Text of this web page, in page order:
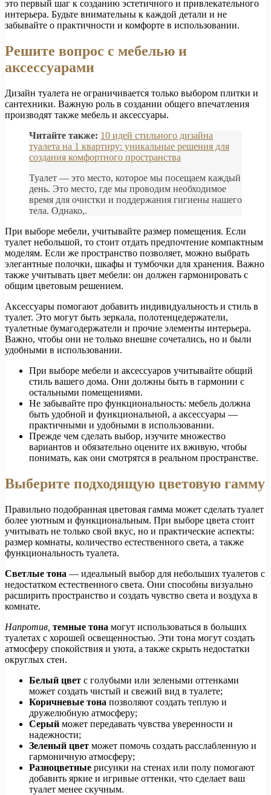
это первый шаг к созданию эстетичного и привлекательного
интерьера. Будьте внимательны к каждой детали и не
забывайте о практичности и комфорте в использовании.
Решите вопрос с мебелью и
аксессуарами
Дизайн туалета не ограничивается только выбором плитки и
сантехники. Важную роль в создании общего впечатления
производят также мебель и аксессуары.
Читайте также: 10 идей стильного дизайна
туалета на 1 квартиру: уникальные решения для
создания комфортного пространства
Туалет — это место, которое мы посещаем каждый
день. Это место, где мы проводим необходимое
время для очистки и поддержания гигиены нашего
тела. Однако,.
При выборе мебели, учитывайте размер помещения. Если
туалет небольшой, то стоит отдать предпочтение компактным
моделям. Если же пространство позволяет, можно выбрать
элегантные полочки, шкафы и тумбочки для хранения. Важно
также учитывать цвет мебели: он должен гармонировать с
общим цветовым решением.
Аксессуары помогают добавить индивидуальность и стиль в
туалет. Это могут быть зеркала, полотенцедержатели,
туалетные бумагодержатели и прочие элементы интерьера.
Важно, чтобы они не только внешне сочетались, но и были
удобными в использовании.
При выборе мебели и аксессуаров учитывайте общий
стиль вашего дома. Они должны быть в гармонии с
остальными помещениями.
Не забывайте про функциональность: мебель должна
быть удобной и функциональной, а аксессуары —
практичными и удобными в использовании.
Прежде чем сделать выбор, изучите множество
вариантов и обязательно оцените их вживую, чтобы
понимать, как они смотрятся в реальном пространстве.
Выберите подходящую цветовую гамму
Правильно подобранная цветовая гамма может сделать туалет
более уютным и функциональным. При выборе цвета стоит
учитывать не только свой вкус, но и практические аспекты:
размер комнаты, количество естественного света, а также
функциональность туалета.
Светлые тона — идеальный выбор для небольших туалетов с
недостатком естественного света. Они способны визуально
расширить пространство и создать чувство света и воздуха в
комнате.
Напротив, темные тона могут использоваться в больших
туалетах с хорошей освещенностью. Эти тона могут создать
атмосферу спокойствия и уюта, а также скрыть недостатки
округлых стен.
Белый цвет с голубыми или зелеными оттенками
может создать чистый и свежий вид в туалете;
Коричневые тона позволяют создать теплую и
дружелюбную атмосферу;
Серый может передавать чувства уверенности и
надежности;
Зеленый цвет может помочь создать расслабленную и
гармоничную атмосферу;
Разноцветные рисунки на стенах или полу помогают
добавить яркие и игривые оттенки, что сделает ваш
туалет менее скучным.